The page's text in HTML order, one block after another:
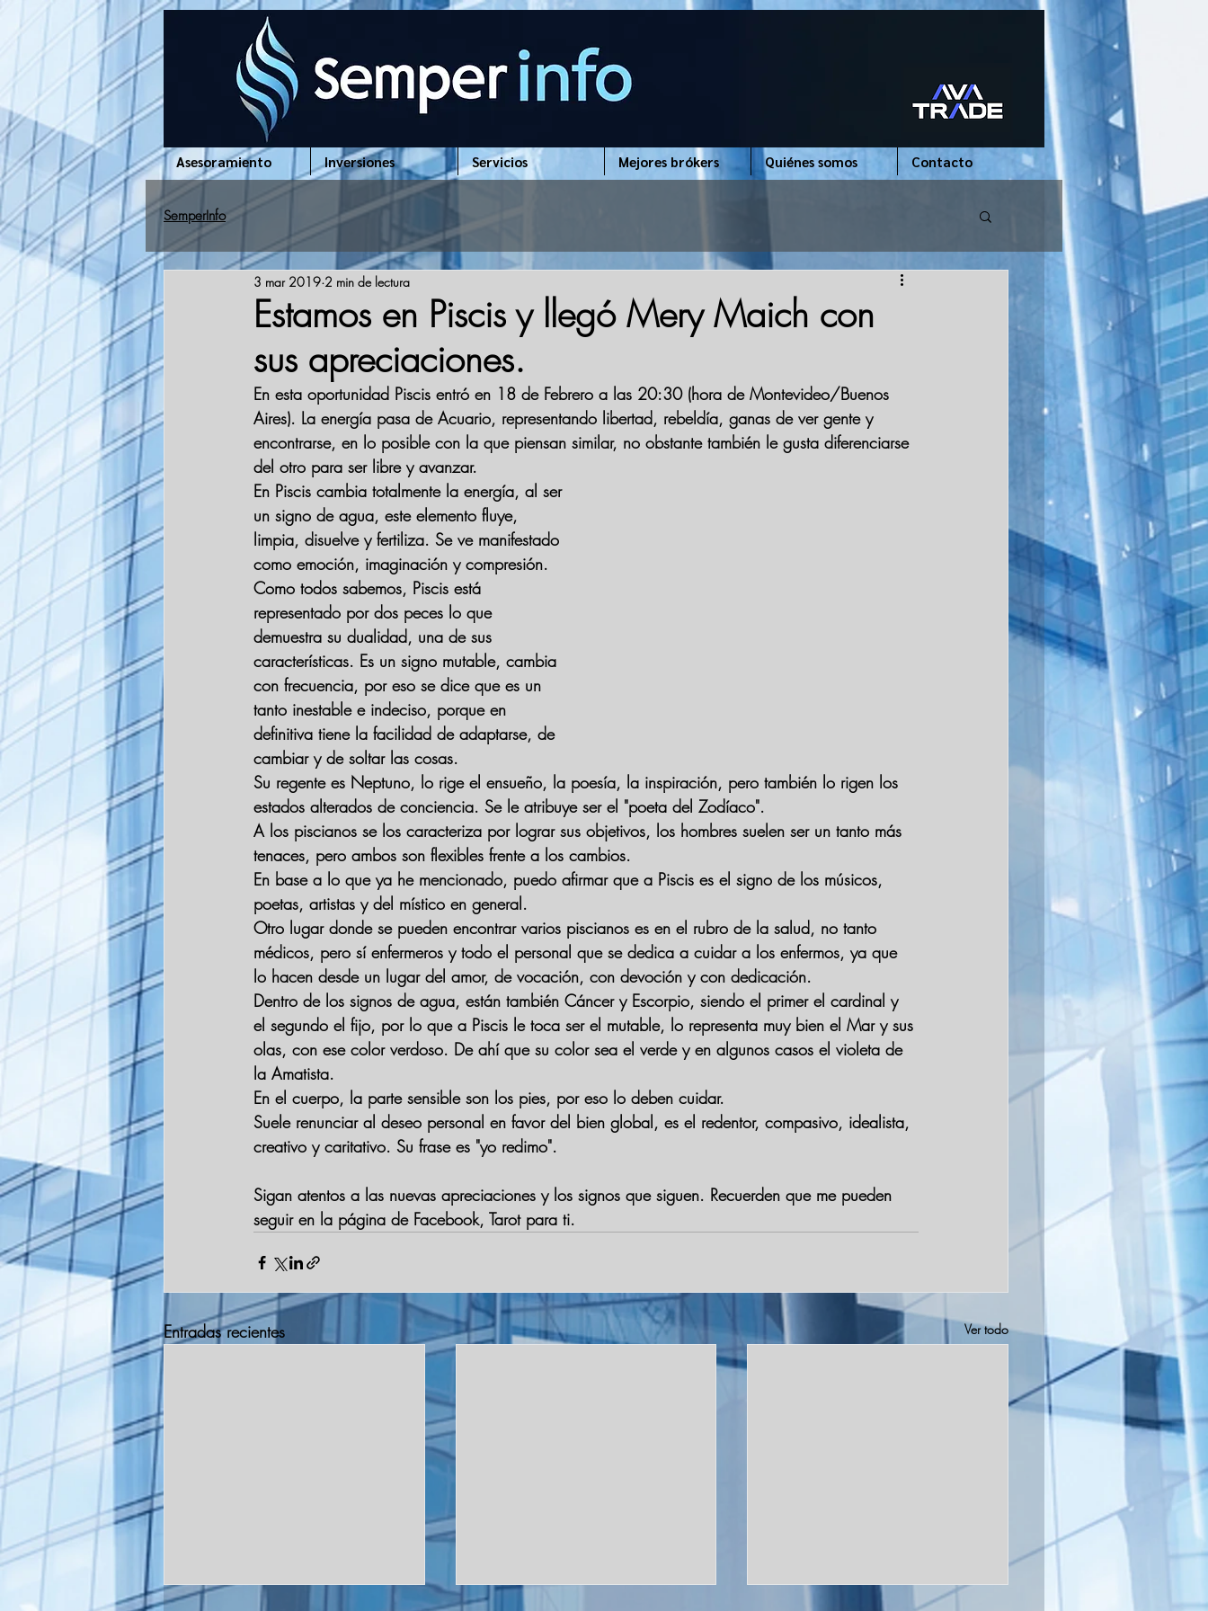
Asesoramiento Inversiones Servicios Mejores brókers Quiénes somos Contacto
SemperInfo
Estamos en Piscis y llegó Mery Maich con
sus apreciaciones.
3 mar 2019 2 min de lectura
En esta oportunidad Piscis entró en 18 de Febrero a las 20:30 (hora de Montevideo/Buenos
Aires). La energía pasa de Acuario, representando libertad, rebeldía, ganas de ver gente y
encontrarse, en lo posible con la que piensan similar, no obstante también le gusta diferenciarse
del otro para ser libre y avanzar.
En Piscis cambia totalmente la energía, al ser
un signo de agua, este elemento fluye,
limpia, disuelve y fertiliza. Se ve manifestado
como emoción, imaginación y compresión.
Como todos sabemos, Piscis está
representado por dos peces lo que
demuestra su dualidad, una de sus
características. Es un signo mutable, cambia
con frecuencia, por eso se dice que es un
tanto inestable e indeciso, porque en
definitiva tiene la facilidad de adaptarse, de
cambiar y de soltar las cosas.
Su regente es Neptuno, lo rige el ensueño, la poesía, la inspiración, pero también lo rigen los
estados alterados de conciencia. Se le atribuye ser el "poeta del Zodíaco".
A los piscianos se los caracteriza por lograr sus objetivos, los hombres suelen ser un tanto más
tenaces, pero ambos son flexibles frente a los cambios.
En base a lo que ya he mencionado, puedo afirmar que a Piscis es el signo de los músicos,
poetas, artistas y del místico en general.
Otro lugar donde se pueden encontrar varios piscianos es en el rubro de la salud, no tanto
médicos, pero sí enfermeros y todo el personal que se dedica a cuidar a los enfermos, ya que
lo hacen desde un lugar del amor, de vocación, con devoción y con dedicación.
Dentro de los signos de agua, están también Cáncer y Escorpio, siendo el primer el cardinal y
el segundo el fijo, por lo que a Piscis le toca ser el mutable, lo representa muy bien el Mar y sus
olas, con ese color verdoso. De ahí que su color sea el verde y en algunos casos el violeta de
la Amatista.
En el cuerpo, la parte sensible son los pies, por eso lo deben cuidar.
Suele renunciar al deseo personal en favor del bien global, es el redentor, compasivo, idealista,
creativo y caritativo. Su frase es "yo redimo".
Sigan atentos a las nuevas apreciaciones y los signos que siguen. Recuerden que me pueden
seguir en la página de Facebook, Tarot para ti.
Entradas recientes Ver todo